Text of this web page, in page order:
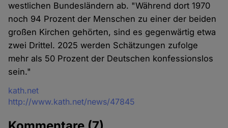
westlichen Bundesländern ab. "Während dort 1970
noch 94 Prozent der Menschen zu einer der beiden
großen Kirchen gehörten, sind es gegenwärtig etwa
zwei Drittel. 2025 werden Schätzungen zufolge
mehr als 50 Prozent der Deutschen konfessionslos
sein."
Quelle
kath.net
http://www.kath.net/news/47845